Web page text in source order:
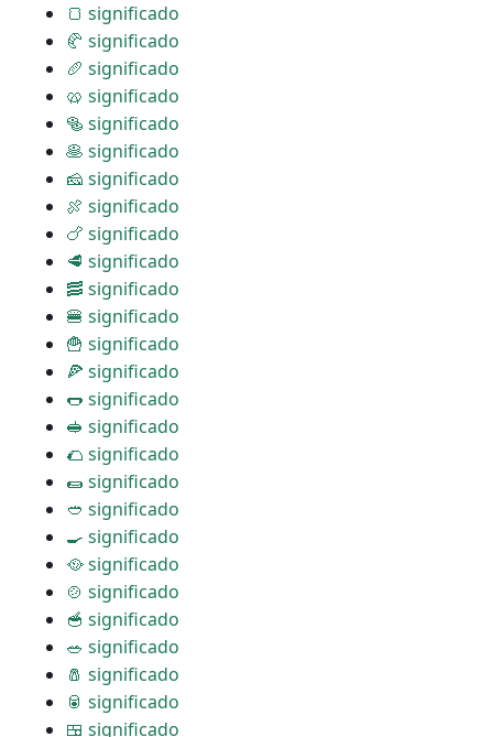
🍞 significado
🥐 significado
🥖 significado
🥨 significado
🥯 significado
🥞 significado
🧀 significado
🍖 significado
🍗 significado
🥩 significado
🥓 significado
🍔 significado
🍟 significado
🍕 significado
🌭 significado
🥪 significado
🌮 significado
🌯 significado
🥙 significado
🍳 significado
🥘 significado
🍲 significado
🥣 significado
🥗 significado
🧂 significado
🥫 significado
🍱 significado